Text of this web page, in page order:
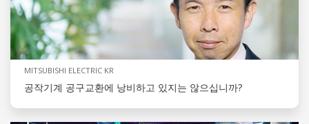
MITSUBISHI ELECTRIC KR
공작기계 공구교환에 낭비하고 있지는 않으십니까?